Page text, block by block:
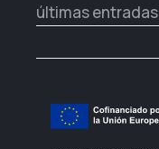
últimas entradas